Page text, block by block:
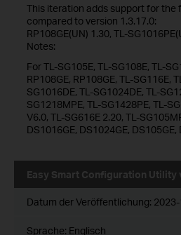
This iteration adds support for the
compared to version 1.3.17.0:
RP108GE(UN) 1.30, TL-
Notes:
For TL-SG105E, TL-SG108E, TL-
RP108GE, RP108GE, TL-SG116E,
SG1016DE, TL-SG1024DE, TL-
SG1218MPE, TL-SG1428PE, TL-
V6.0, TL-SG616E 2.20, TL-
DS1016GE, DS1024GE, DS105GE,
Easy Smart Configuration Utility
Datum der Veröffentlichung:
Sprache: Englisch